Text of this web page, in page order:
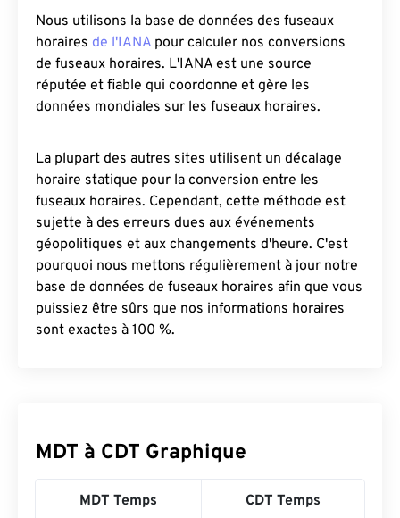
Nous utilisons la base de données des fuseaux
horaires de l'IANA pour calculer nos conversions
de fuseaux horaires. L'IANA est une source
réputée et fiable qui coordonne et gère les
données mondiales sur les fuseaux horaires.
La plupart des autres sites utilisent un décalage
horaire statique pour la conversion entre les
fuseaux horaires. Cependant, cette méthode est
sujette à des erreurs dues aux événements
géopolitiques et aux changements d'heure. C'est
pourquoi nous mettons régulièrement à jour notre
base de données de fuseaux horaires afin que vous
puissiez être sûrs que nos informations horaires
sont exactes à 100 %.
MDT à CDT Graphique
MDT Temps CDT Temps